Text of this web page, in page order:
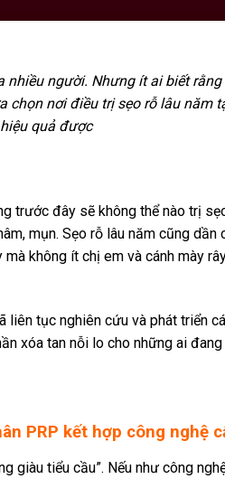
người. Nhưng ít ai biết
chọn nơi điều trị sẹo rỗ lâu năm
quả được
trước đây sẽ không thể nào trị
mụn. Sẹo rỗ lâu năm cũng
không ít chị em và cánh mày
tục nghiên cứu và phát triển
xóa tan nỗi lo cho những ai
PRP kết hợp công nghệ
giàu tiểu cầu”. Nếu như công